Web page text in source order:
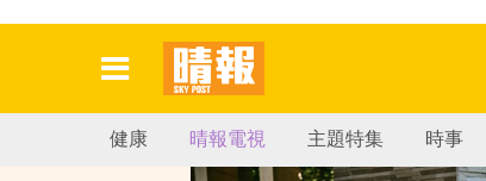
健康 晴報電視 主題特集 時事